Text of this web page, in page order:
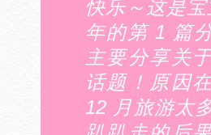
快乐～这是
年的第 1 篇
主要分享关
话题！原因
12 月旅游太